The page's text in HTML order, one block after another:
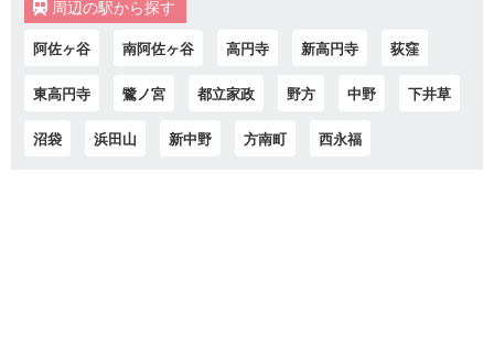
周辺の駅から探す
阿佐ヶ谷 南阿佐ヶ谷 高円寺 新高円寺 荻窪
東高円寺 鷺ノ宮 都立家政 野方 中野 下井草
沼袋 浜田山 新中野 方南町 西永福